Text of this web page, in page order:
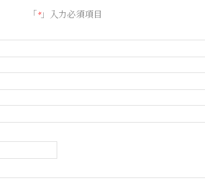
「 *」入力必須項目